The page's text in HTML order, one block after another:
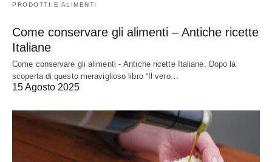
PRODOTTI E ALIMENTI
Come conservare gli alimenti – Antiche ricette
Italiane
Come conservare gli alimenti - Antiche ricette Italiane. Dopo la
scoperta di questo meraviglioso libro “Il vero…
15 Agosto 2025